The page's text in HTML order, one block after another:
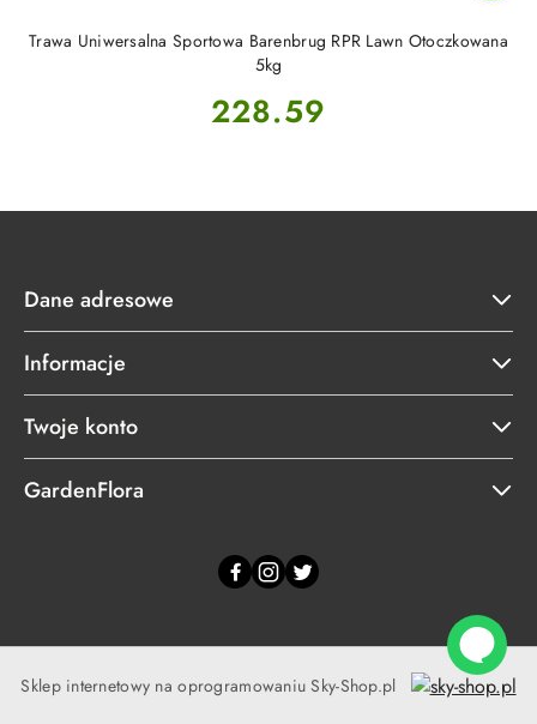
Trawa Uniwersalna Sportowa Barenbrug RPR Lawn Otoczkowana
5kg
Cena:
228.59
Dane adresowe
Informacje
Twoje konto
GardenFlora
Sklep internetowy na oprogramowaniu Sky-Shop.pl